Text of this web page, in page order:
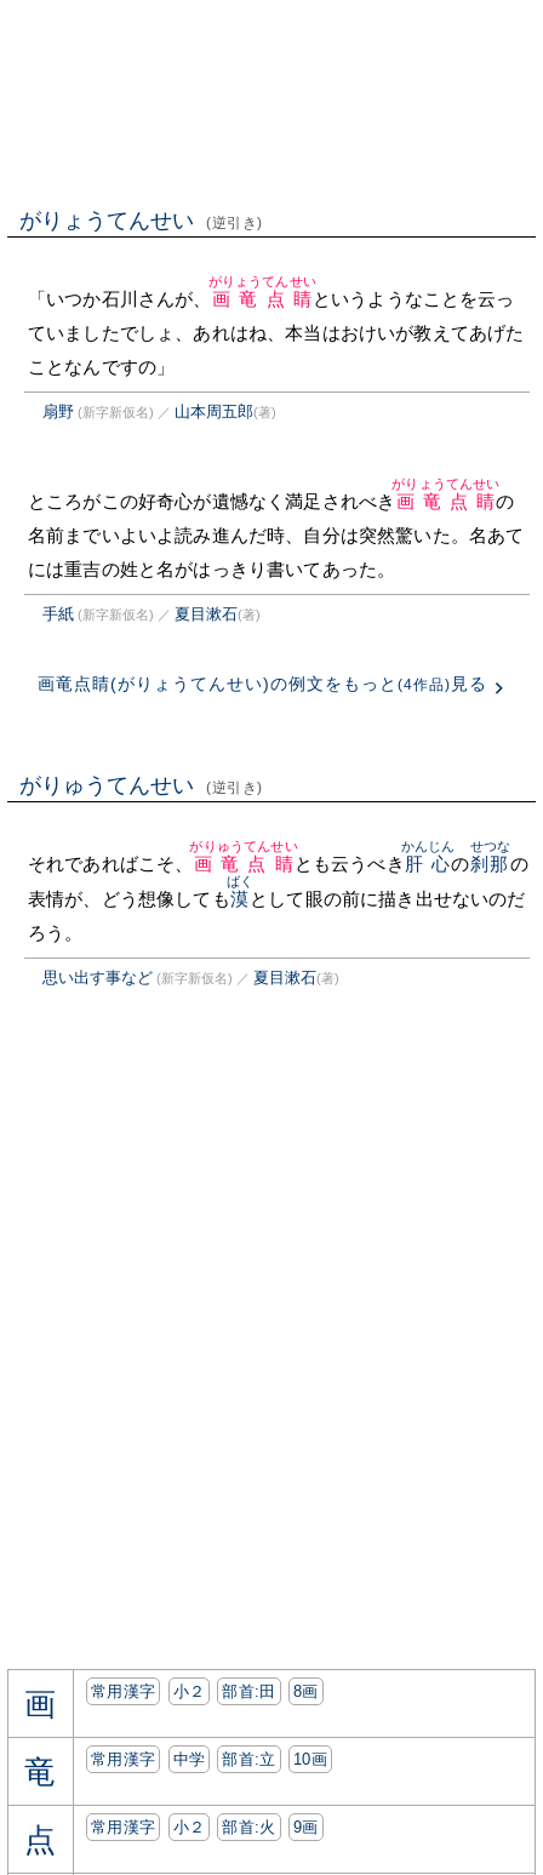
がりょうてんせい (逆引き)
「いつか石川さんが、 画竜点睛
がりょうてんせい
というようなことを云っ
ていましたでしょ、あれはね、本当はおけいが教えてあげた
ことなんですの」
扇野 (新字新仮名) ／ 山本周五郎(著)
ところがこの好奇心が遺憾なく満足されべき 画竜点睛
がりょうてんせい
の
名前までいよいよ読み進んだ時、自分は突然驚いた。名あて
には重吉の姓と名がはっきり書いてあった。
手紙 (新字新仮名) ／ 夏目漱石(著)
画竜点睛(がりょうてんせい)の例文をもっと (4作品) 見る
がりゅうてんせい (逆引き)
それであればこそ、 画竜点睛
がりゅうてんせい
とも云うべき 肝心
かんじん
の刹那
せつな
の
表情が、どう想像しても漠
ばく
として眼の前に描き出せないのだ
ろう。
思い出す事など (新字新仮名) ／ 夏目漱石(著)
画 常用漢字 小２ 部首:⽥ 8画
竜 常用漢字 中学 部首:⽴ 10画
点 常用漢字 小２ 部首:⽕ 9画